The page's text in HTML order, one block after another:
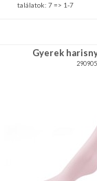
találatok: 7 => 1-7
Gyerek
290905